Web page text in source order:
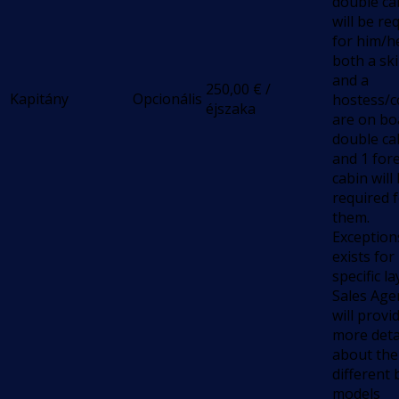
Kapitány Opcionális 250,00 € /
éjszaka
will be
for him/
both a
and a
hostess/
are on
double
and 1
cabin will
required
them.
exists for
specific
Sales
will
more
about the
different
models